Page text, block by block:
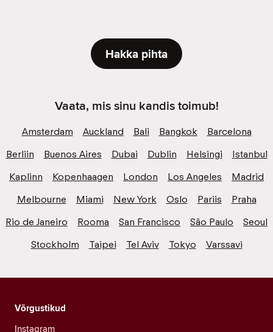
Hakka pihta
Vaata, mis sinu kandis toimub!
Amsterdam Auckland Bali Bangkok
Barcelona
Berliin
Buenos Aires Dubai Dublin Helsingi
Istanbul
Kaplinn
Kopenhaagen London Los Angeles
Madrid
Melbourne
Miami New York Oslo Pariis
Praha
Rio de Janeiro
Rooma San Francisco São Paulo
Seoul
Stockholm
Taipei Tel Aviv Tokyo Varssavi
Võrgustikud
Instagram